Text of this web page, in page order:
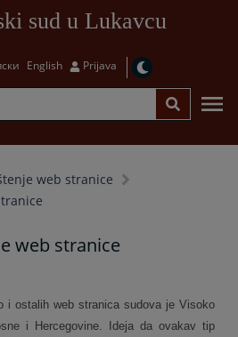
sud u Lukavcu
English Prijava
web stranice
web stranice
i ostalih web stranica sudova je Visoko
i Hercegovine. Ideja da ovakav tip